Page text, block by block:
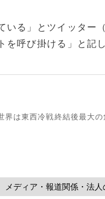
る」とツイッター（
を呼び掛ける」と記
界は東西冷戦終結後最大の
メディア・報道関係・法